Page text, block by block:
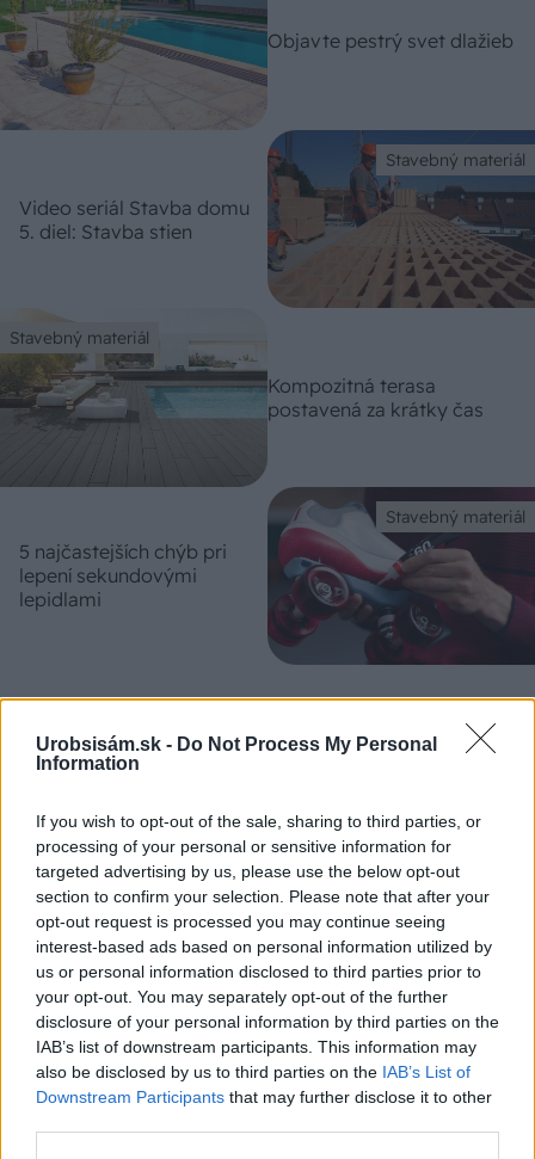
Urobsisám.sk - Do Not Process My Personal
Information
If you wish to opt-out of the sale, sharing to third parties, or
processing of your personal or sensitive information for
targeted advertising by us, please use the below opt-out
section to confirm your selection. Please note that after your
opt-out request is processed you may continue seeing
interest-based ads based on personal information utilized by
us or personal information disclosed to third parties prior to
your opt-out. You may separately opt-out of the further
disclosure of your personal information by third parties on the
IAB’s list of downstream participants. This information may
also be disclosed by us to third parties on the IAB’s List of
Downstream Participants that may further disclose it to other
Objavte pestrý svet dlažieb
Stavebný materiál
Video seriál Stavba domu
5. diel: Stavba stien
Stavebný materiál
Kompozitná terasa
postavená za krátky čas
Stavebný materiál
5 najčastejších chýb pri
lepení sekundovými
lepidlami
Rekonštrukcia Bierovských
motoristom o pol roka skôr
Dom z tehly
Prístavba k domu: Čo
potrebujete vedieť?
ASB.sk
Alarmujúci stav ulice